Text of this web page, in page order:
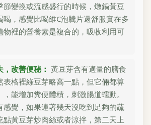
節變換或流感盛行的時候，燉鍋黃豆
喝，感覺比喝維C泡騰片還舒服實在多
物裡的營養素是複合的，吸收利用可
，改善便秘： 黃豆芽含有適量的膳食
表格裡綠豆芽略高一點，但它倆都算
，能增加糞便體積，刺激腸道蠕動。
感覺，如果連著幾天沒吃到足夠的蔬
點黃豆芽炒肉絲或者涼拌，第二天上